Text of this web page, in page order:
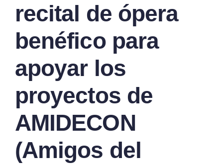
recital de ópera
benéfico para
apoyar los
proyectos de
AMIDECON
(Amigos del